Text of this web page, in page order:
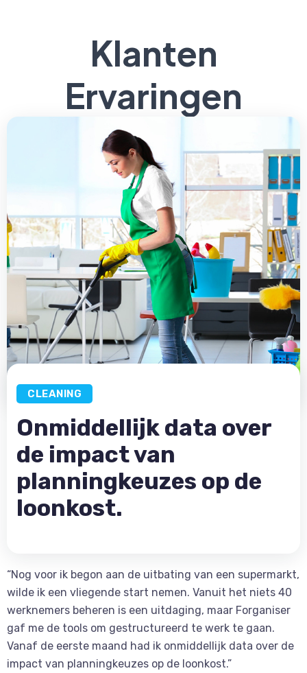
Klanten
Ervaringen
CLEANING
Onmiddellijk data over
de impact van
planningkeuzes op de
loonkost.
“Nog voor ik begon aan de uitbating van een supermarkt,
wilde ik een vliegende start nemen. Vanuit het niets 40
werknemers beheren is een uitdaging, maar Forganiser
gaf me de tools om gestructureerd te werk te gaan.
Vanaf de eerste maand had ik onmiddellijk data over de
impact van planningkeuzes op de loonkost.”